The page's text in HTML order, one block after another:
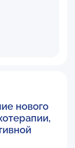
нового